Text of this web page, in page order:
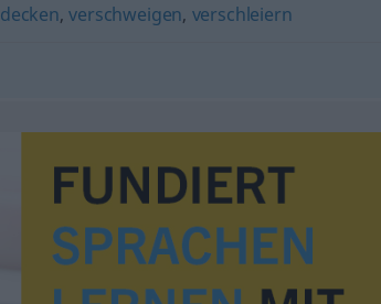
,verschweigen, verschleiern